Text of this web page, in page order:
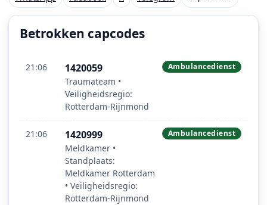
Betrokken capcodes
21:06 1420059
Traumateam •
Veiligheidsregio:
Rotterdam-Rijnmond
Ambulancedienst
21:06 1420999
Meldkamer •
Standplaats:
Meldkamer Rotterdam
• Veiligheidsregio:
Rotterdam-Rijnmond
Ambulancedienst